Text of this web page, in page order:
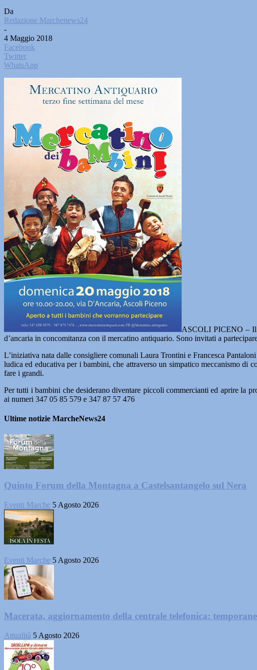
Da
Redazione Marchenews24
-
4 Maggio 2018
Facebook
Twitter
WhatsApp
ASCOLI PICENO – Il
d’ancaria in concomitanza con il mercatino antiquario. Sono invitati a
L’iniziativa nata dalle consigliere comunali Laura Trontini e Francesca
ludica ed educativa per i bambini, che attraverso un simpatico meccanismo di
fare i grandi.
Per tutti i bambini che desiderano diventare piccoli commercianti ed aprire la
ai numeri 347 05 85 579 e 347 87 57 476
Ultime notizie MarcheNews24
Quinto Forum della Montagna a Castelsantangelo sul Nera
Eventi Marche 5 Agosto 2026
Eventi Marche 5 Agosto 2026
Macerata, aggiornamento della centrale telefonica:
Attualità 5 Agosto 2026